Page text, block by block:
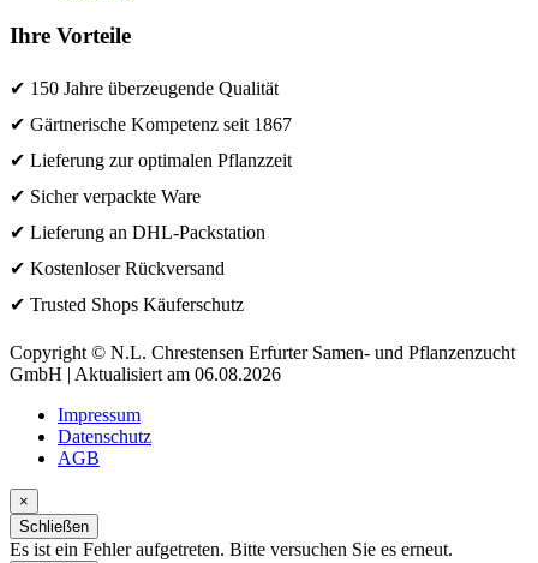
Ihre Vorteile
✔ 150 Jahre überzeugende Qualität
✔ Gärtnerische Kompetenz seit 1867
✔ Lieferung zur optimalen Pflanzzeit
✔ Sicher verpackte Ware
✔ Lieferung an DHL-Packstation
✔ Kostenloser Rückversand
✔ Trusted Shops Käuferschutz
Copyright © N.L. Chrestensen Erfurter Samen- und Pflanzenzucht
GmbH | Aktualisiert am 06.08.2026
Impressum
Datenschutz
AGB
×
Schließen
Es ist ein Fehler aufgetreten. Bitte versuchen Sie es erneut.